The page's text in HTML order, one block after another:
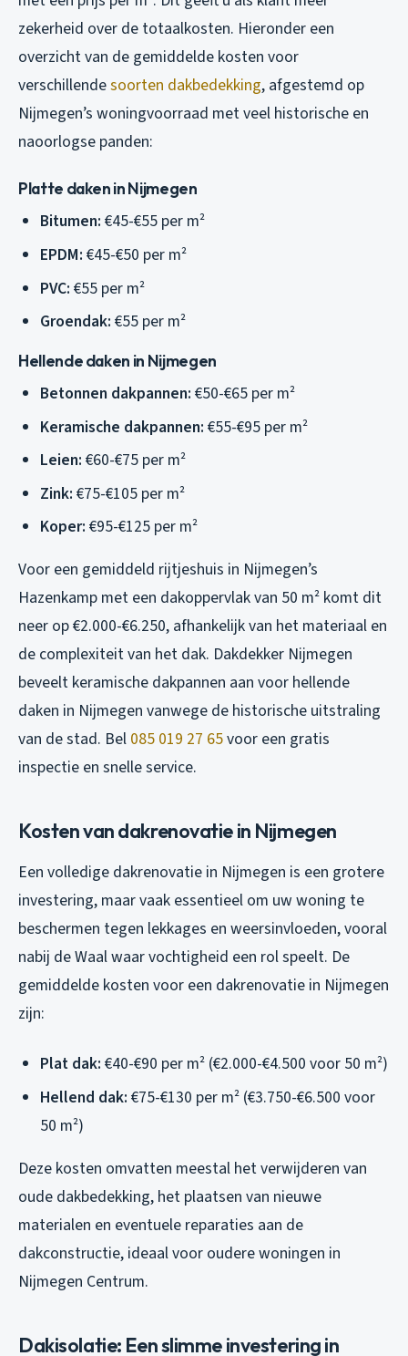
zekerheid over de totaalkosten. Hieronder een
overzicht van de gemiddelde kosten voor
verschillendesoorten dakbedekking, afgestemd op
Nijmegen’s woningvoorraad met veel historische en
naoorlogse panden:
Platte daken in Nijmegen
Bitumen: €45-€55 per m²
EPDM: €45-€50 per m²
PVC: €55 per m²
Groendak: €55 per m²
Hellende daken in Nijmegen
Betonnen dakpannen: €50-€65 per m²
Keramische dakpannen: €55-€95 per m²
Leien: €60-€75 per m²
Zink: €75-€105 per m²
Koper: €95-€125 per m²
Voor een gemiddeld rijtjeshuis in Nijmegen’s
Hazenkamp met een dakoppervlak van 50 m² komt dit
neer op €2.000-€6.250, afhankelijk van het materiaal en
de complexiteit van het dak. Dakdekker Nijmegen
beveelt keramische dakpannen aan voor hellende
daken in Nijmegen vanwege de historische uitstraling
van de stad. Bel 085 019 27 65voor een gratis
inspectie en snelle service.
Kosten van dakrenovatie in Nijmegen
Een volledige dakrenovatie in Nijmegen is een grotere
investering, maar vaak essentieel om uw woning te
beschermen tegen lekkages en weersinvloeden, vooral
nabij de Waal waar vochtigheid een rol speelt. De
gemiddelde kosten voor een dakrenovatie in Nijmegen
zijn:
Plat dak: €40-€90 per m² (€2.000-€4.500 voor 50 m²)
Hellend dak: €75-€130 per m² (€3.750-€6.500 voor
50 m²)
Deze kosten omvatten meestal het verwijderen van
oude dakbedekking, het plaatsen van nieuwe
materialen en eventuele reparaties aan de
dakconstructie, ideaal voor oudere woningen in
Nijmegen Centrum.
Dakisolatie: Een slimme investering in